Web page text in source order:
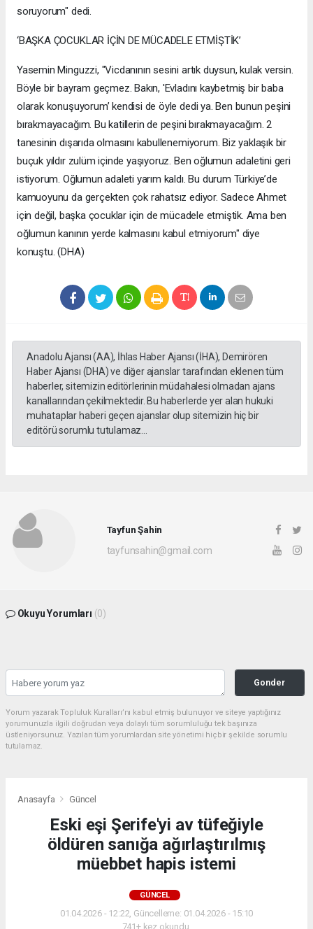
soruyorum" dedi.
‘BAŞKA ÇOCUKLAR İÇİN DE MÜCADELE ETMİŞTİK’
Yasemin Minguzzi, "Vicdanının sesini artık duysun, kulak versin.
Böyle bir bayram geçmez. Bakın, 'Evladını kaybetmiş bir baba
olarak konuşuyorum’ kendisi de öyle dedi ya. Ben bunun peşini
bırakmayacağım. Bu katillerin de peşini bırakmayacağım. 2
tanesinin dışarıda olmasını kabullenemiyorum. Biz yaklaşık bir
buçuk yıldır zulüm içinde yaşıyoruz. Ben oğlumun adaletini geri
istiyorum. Oğlumun adaleti yarım kaldı. Bu durum Türkiye’de
kamuoyunu da gerçekten çok rahatsız ediyor. Sadece Ahmet
için değil, başka çocuklar için de mücadele etmiştik. Ama ben
oğlumun kanının yerde kalmasını kabul etmiyorum" diye
konuştu. (DHA)
Anadolu Ajansı (AA), İhlas Haber Ajansı (İHA), Demirören
Haber Ajansı (DHA) ve diğer ajanslar tarafından eklenen tüm
haberler, sitemizin editörlerinin müdahalesi olmadan ajans
kanallarından çekilmektedir. Bu haberlerde yer alan hukuki
muhataplar haberi geçen ajanslar olup sitemizin hiç bir
editörü sorumlu tutulamaz...
Tayfun Şahin
tayfunsahin@gmail.com
Okuyu Yorumları (0)
Gonder
Yorum yazarak Topluluk Kuralları’nı kabul etmiş bulunuyor ve siteye yaptığınız
yorumunuzla ilgili doğrudan veya dolaylı tüm sorumluluğu tek başınıza
üstleniyorsunuz. Yazılan tüm yorumlardan site yönetimi hiçbir şekilde sorumlu
tutulamaz.
Anasayfa Güncel
Eski eşi Şerife'yi av tüfeğiyle
öldüren sanığa ağırlaştırılmış
müebbet hapis istemi
GÜNCEL
01.04.2026 - 12:22, Güncelleme: 01.04.2026 - 15:10
741+ kez okundu.